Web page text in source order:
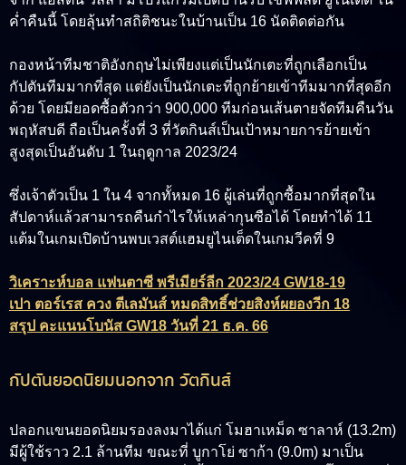
ค่ำคืนนี้ โดยลุ้นทำสถิติชนะในบ้านเป็น 16 นัดติดต่อกัน
กองหน้าทีมชาติอังกฤษไม่เพียงแต่เป็นนักเตะที่ถูกเลือกเป็น
กัปตันทีมมากที่สุด แต่ยังเป็นนักเตะที่ถูกย้ายเข้าทีมมากที่สุดอีก
ด้วย โดยมียอดซื้อตัวกว่า 900,000 ทีมก่อนเส้นตายจัดทีมคืนวัน
พฤหัสบดี ถือเป็นครั้งที่ 3 ที่วัตกินส์เป็นเป้าหมายการย้ายเข้า
สูงสุดเป็นอันดับ 1 ในฤดูกาล 2023/24
ซึ่งเจ้าตัวเป็น 1 ใน 4 จากทั้หมด 16 ผู้เล่นที่ถูกซื้อมากที่สุดใน
สัปดาห์แล้วสามารถคืนกำไรให้เหล่ากุนซือได้ โดยทำได้ 11
แต้มในเกมเปิดบ้านพบเวสต์แฮมยูไนเต็ดในเกมวีคที่ 9
วิเคราะห์บอล แฟนตาซี พรีเมียร์ลีก 2023/24 GW18-19
เปา ตอร์เรส ควง ตีเลมันส์ หมดสิทธิ์ช่วยสิงห์ผยองวีก 18
สรุป คะแนนโบนัส GW18 วันที่ 21 ธ.ค. 66
กัปตันยอดนิยมนอกจาก วัตกินส์
ปลอกแขนยอดนิยมรองลงมาได้แก่ โมฮาเหม็ด ซาลาห์ (13.2m)
มีผู้ใช้ราว 2.1 ล้านทีม ขณะที่ บูกาโย่ ซาก้า (9.0m) มาเป็น